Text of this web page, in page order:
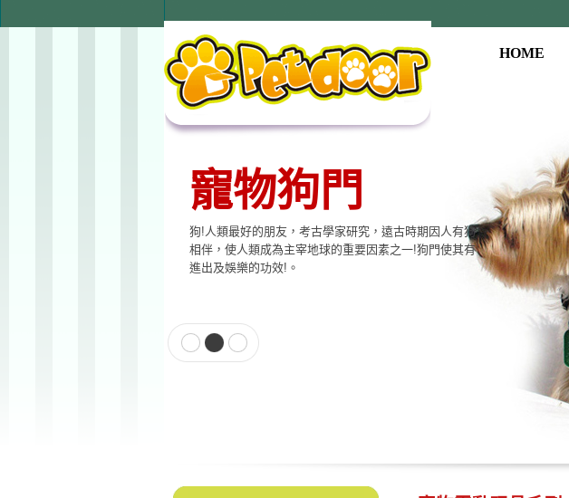
HOME
寵物狗門
狗!人類最好的朋友，考古學家研究，遠古時期因人有狗
相伴，使人類成為主宰地球的重要因素之一!狗門使其有
進出及娛樂的功效!。